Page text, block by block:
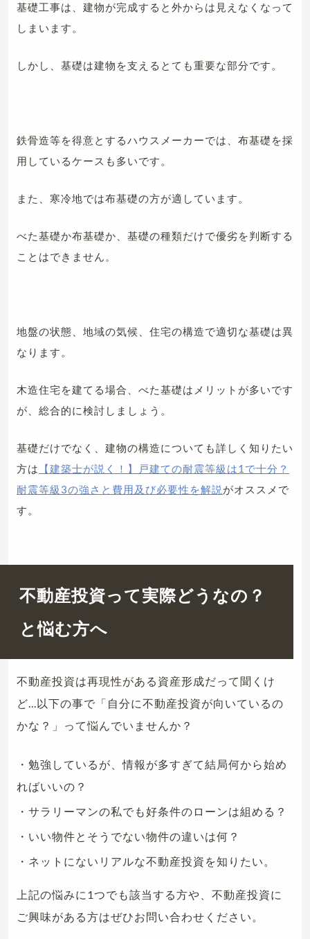
基礎工事は、建物が完成すると外からは見えなくなって
しまいます。
しかし、基礎は建物を支えるとても重要な部分です。
鉄骨造等を得意とするハウスメーカーでは、布基礎を採
用しているケースも多いです。
また、寒冷地では布基礎の方が適しています。
べた基礎か布基礎か、基礎の種類だけで優劣を判断する
ことはできません。
地盤の状態、地域の気候、住宅の構造で適切な基礎は異
なります。
木造住宅を建てる場合、べた基礎はメリットが多いです
が、総合的に検討しましょう。
基礎だけでなく、建物の構造についても詳しく知りたい
方は
【建築士が説く！】戸建ての耐震等級は1で十分？
耐震等級3の強さと費用及び必要性を解説 がオススメで
す。
不動産投資って実際どうなの？
と悩む方へ
不動産投資は再現性がある資産形成だって聞くけ
ど...以下の事で「自分に不動産投資が向いているの
かな？」って悩んでいませんか？
・勉強しているが、情報が多すぎて結局何から始め
ればいいの？
・サラリーマンの私でも好条件のローンは組める？
・いい物件とそうでない物件の違いは何？
・ネットにないリアルな不動産投資を知りたい。
上記の悩みに1つでも該当する方や、不動産投資に
ご興味がある方はぜひお問い合わせください。